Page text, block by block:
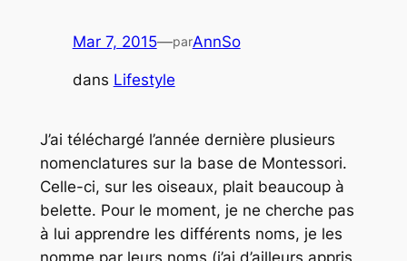
Mar 7, 2015—parAnnSo
dans Lifestyle
J’ai téléchargé l’année dernière plusieurs
nomenclatures sur la base de Montessori.
Celle-ci, sur les oiseaux, plait beaucoup à
belette. Pour le moment, je ne cherche pas
à lui apprendre les différents noms, je les
nomme par leurs noms (j’ai d’ailleurs appris